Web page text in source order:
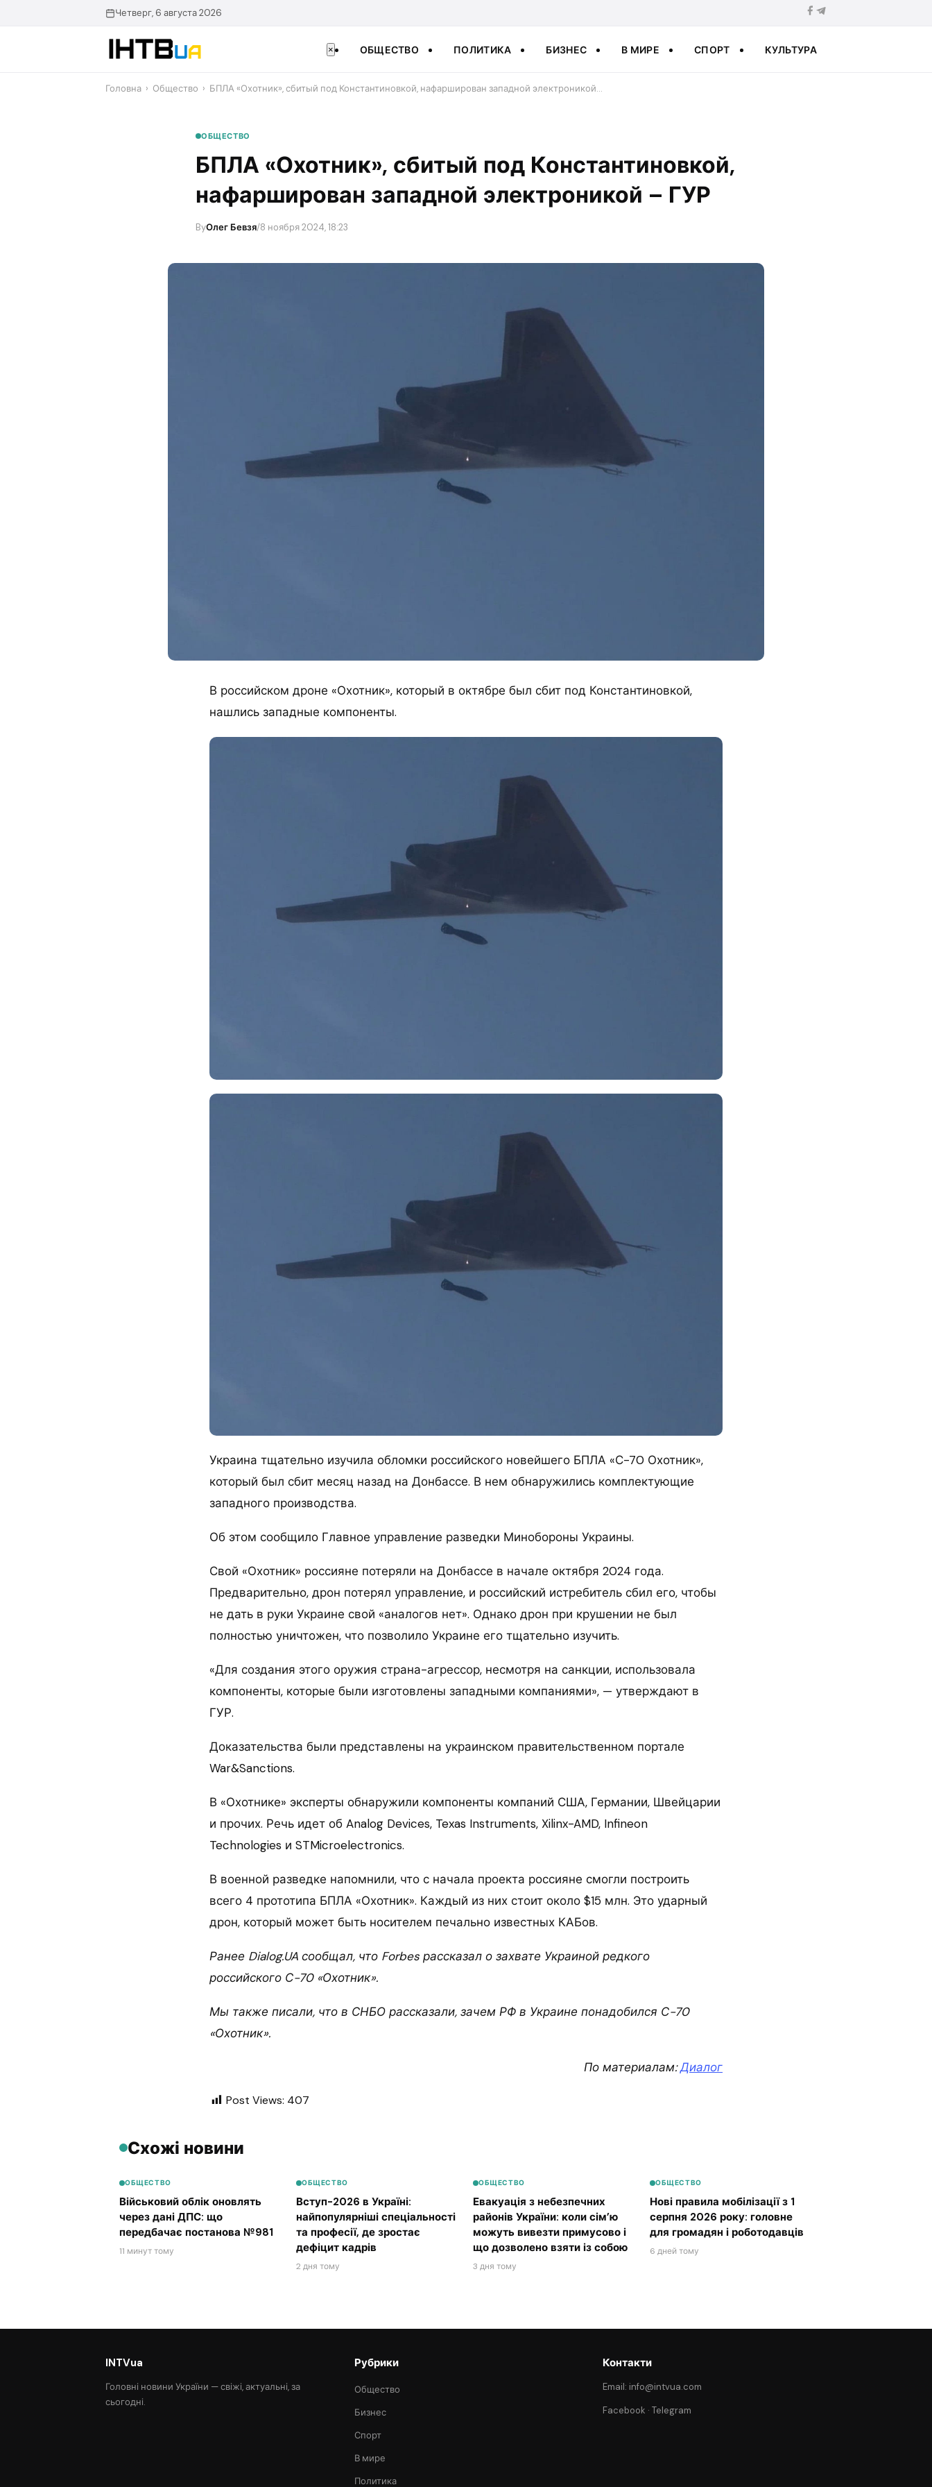
Четверг, 6 августа 2026
× ОБЩЕСТВО ПОЛИТИКА БИЗНЕС В МИРЕ СПОРТ КУЛЬТУРА
Головна › Общество › БПЛА «Охотник», сбитый под Константиновкой, нафарширован западной электроникой…
ОБЩЕСТВО
БПЛА «Охотник», сбитый под Константиновкой,
нафарширован западной электроникой – ГУР
ByОлег Бевзя/8 ноября 2024, 18:23
​В российском дроне «Охотник», который в октябре был сбит под Константиновкой,
нашлись западные компоненты.
Украина тщательно изучила обломки российского новейшего БПЛА «С-70 Охотник»,
который был сбит месяц назад на Донбассе. В нем обнаружились комплектующие
западного производства.
Об этом сообщило Главное управление разведки Минобороны Украины.
Свой «Охотник» россияне потеряли на Донбассе в начале октября 2024 года.
Предварительно, дрон потерял управление, и российский истребитель сбил его, чтобы
не дать в руки Украине свой «аналогов нет». Однако дрон при крушении не был
полностью уничтожен, что позволило Украине его тщательно изучить.
«Для создания этого оружия страна-агрессор, несмотря на санкции, использовала
компоненты, которые были изготовлены западными компаниями», — утверждают в
ГУР.
Доказательства были представлены на украинском правительственном портале
War&Sanctions.
В «Охотнике» эксперты обнаружили компоненты компаний США, Германии, Швейцарии
и прочих. Речь идет об Analog Devices, Texas Instruments, Xilinx-AMD, Infineon
Technologies и STMicroelectronics.
В военной разведке напомнили, что с начала проекта россияне смогли построить
всего 4 прототипа БПЛА «Охотник». Каждый из них стоит около $15 млн. Это ударный
дрон, который может быть носителем печально известных КАБов.
Ранее Dialog.UA сообщал, что Forbes рассказал о захвате Украиной редкого
российского С-70 «Охотник».
Мы также писали, что в СНБО рассказали, зачем РФ в Украине понадобился С-70
«Охотник».
По материалам:Диалог
Post Views: 407
Схожі новини
ОБЩЕСТВО
Військовий облік оновлять
через дані ДПС: що
передбачає постанова №981
11 минут тому
ОБЩЕСТВО
Вступ-2026 в Україні:
найпопулярніші спеціальності
та професії, де зростає
дефіцит кадрів
2 дня тому
ОБЩЕСТВО
Евакуація з небезпечних
районів України: коли сім’ю
можуть вивезти примусово і
що дозволено взяти із собою
3 дня тому
ОБЩЕСТВО
Нові правила мобілізації з 1
серпня 2026 року: головне
для громадян і роботодавців
6 дней тому
INTVua
Головні новини України — свіжі, актуальні, за
сьогодні.
Рубрики
Общество
Бизнес
Спорт
В мире
Политика
Контакти
Email: info@intvua.com
Facebook ·Telegram